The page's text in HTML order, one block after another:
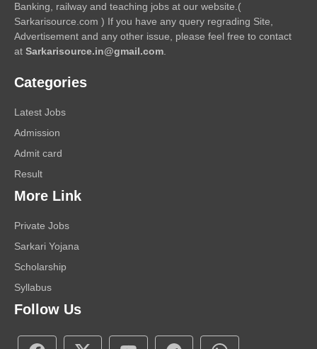
Banking, railway and teaching jobs at our website.(
Sarkarisource.com ) If you have any query regrading Site,
Advertisement and any other issue, please feel free to contact
at Sarkarisource.in@gmail.com
Categories
Latest Jobs
Admission
Admit card
Result
More Link
Private Jobs
Sarkari Yojana
Scholarship
Syllabus
Follow Us